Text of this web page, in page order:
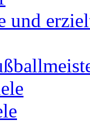
und